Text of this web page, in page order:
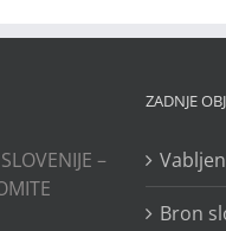
–
ZADNJE
Bron